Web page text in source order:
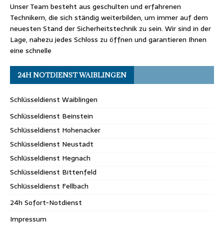
Unser Team besteht aus geschulten und erfahrenen
Technikern, die sich ständig weiterbilden, um immer auf dem
neuesten Stand der Sicherheitstechnik zu sein. Wir sind in der
Lage, nahezu jedes Schloss zu öffnen und garantieren Ihnen
eine schnelle
24H NOTDIENST WAIBLINGEN
Schlüsseldienst Waiblingen
Schlüsseldienst Beinstein
Schlüsseldienst Hohenacker
Schlüsseldienst Neustadt
Schlüsseldienst Hegnach
Schlüsseldienst Bittenfeld
Schlüsseldienst Fellbach
24h Sofort-Notdienst
Impressum